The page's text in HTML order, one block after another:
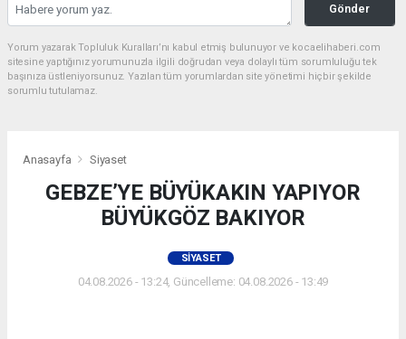
Gönder
Yorum yazarak Topluluk Kuralları’nı kabul etmiş bulunuyor ve kocaelihaberi.com
sitesine yaptığınız yorumunuzla ilgili doğrudan veya dolaylı tüm sorumluluğu tek
başınıza üstleniyorsunuz. Yazılan tüm yorumlardan site yönetimi hiçbir şekilde
sorumlu tutulamaz.
Anasayfa Siyaset
GEBZE’YE BÜYÜKAKIN YAPIYOR
BÜYÜKGÖZ BAKIYOR
SIYASET
04.08.2026 - 13:24, Güncelleme: 04.08.2026 - 13:49